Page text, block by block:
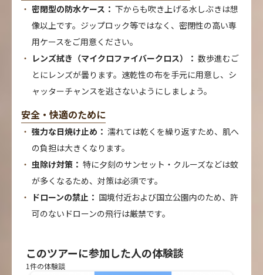
密閉型の防水ケース： 下からも吹き上げる水しぶきは想
像以上です。ジップロック等ではなく、密閉性の高い専
用ケースをご用意ください。
レンズ拭き（マイクロファイバークロス）： 数歩進むご
とにレンズが曇ります。速乾性の布を手元に用意し、シ
ャッターチャンスを逃さないようにしましょう。
安全・快適のために
強力な日焼け止め： 濡れては乾くを繰り返すため、肌へ
の負担は大きくなります。
虫除け対策： 特に夕刻のサンセット・クルーズなどは蚊
が多くなるため、対策は必須です。
ドローンの禁止： 国境付近および国立公園内のため、許
可のないドローンの飛行は厳禁です。
このツアーに参加した人の体験談
1件の体験談